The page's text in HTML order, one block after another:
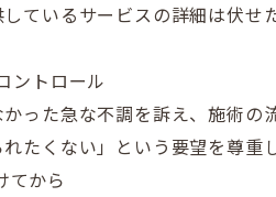
ているサービスの詳細は伏せ
ントロール
った急な不調を訴え、施術の
たくない」 という要望を尊重
てから